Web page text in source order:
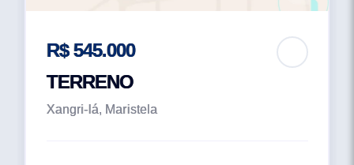
R$ 545.000
TERRENO
Xangri-lá, Maristela